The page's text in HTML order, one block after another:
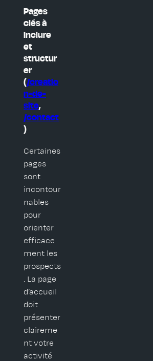
Pages
clés à
inclure
et
structur
er
(/creatio
n-de-
site,
/contact
)
Certaines
pages
sont
incontour
nables
pour
orienter
efficace
ment les
prospects
. La page
d’accueil
doit
présenter
claireme
nt votre
activité